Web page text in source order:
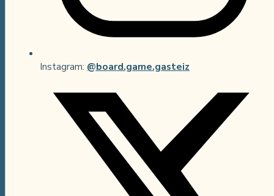
Instagram: @board.game.gasteiz